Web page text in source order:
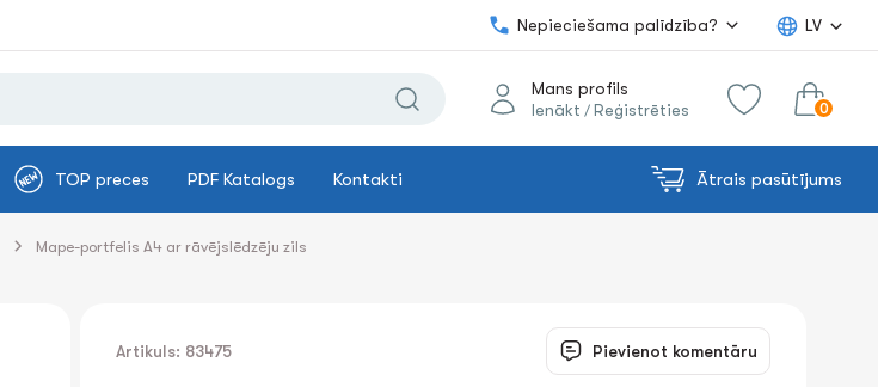
Nepieciešama palīdzība? LV
Mans profils
Ienākt / Reģistrēties 0
TOP preces PDF Katalogs Kontakti Ātrais pasūtījums
Mape-portfelis A4 ar rāvējslēdzēju zils
Artikuls: 83475 Pievienot komentāru